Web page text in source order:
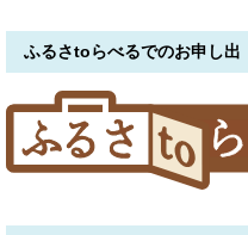
ふるさtoらべるでのお申し出